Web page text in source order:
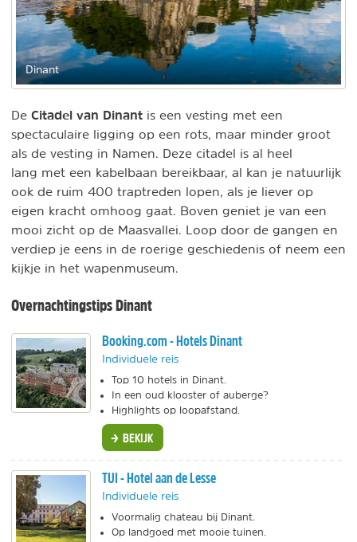
Dinant
De Citadel van Dinant is een vesting met een
spectaculaire ligging op een rots, maar minder groot
als de vesting in Namen. Deze citadel is al heel
lang met een kabelbaan bereikbaar, al kan je natuurlijk
ook de ruim 400 traptreden lopen, als je liever op
eigen kracht omhoog gaat. Boven geniet je van een
mooi zicht op de Maasvallei. Loop door de gangen en
verdiep je eens in de roerige geschiedenis of neem een
kijkje in het wapenmuseum.
Overnachtingstips Dinant
Booking.com - Hotels Dinant
Individuele reis
Top 10 hotels in Dinant.
In een oud klooster of auberge?
Highlights op loopafstand.
BEKIJK
TUI - Hotel aan de Lesse
Individuele reis
Voormalig chateau bij Dinant.
Op landgoed met mooie tuinen.